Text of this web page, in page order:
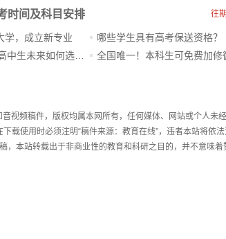
时间及科目安排 往
学，成立新专业
哪些学生具有高考保送资格？
全国唯一！本科生可免费加修
视频稿件，版权均属本网所有，任何媒体、网站或个人未
载使用时必须注明“稿件来源：教育在线”，违者本站将依法
本站转载出于非商业性的教育和科研之目的，并不意味